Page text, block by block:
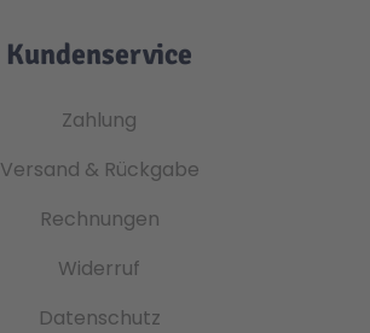
Kundenservice
Zahlung
Versand & Rückgabe
Rechnungen
Widerruf
Datenschutz